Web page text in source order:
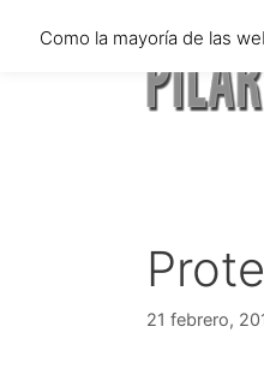
21 febrero,
Como la mayoría de las